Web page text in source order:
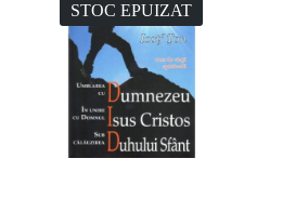
STOC EPUIZAT